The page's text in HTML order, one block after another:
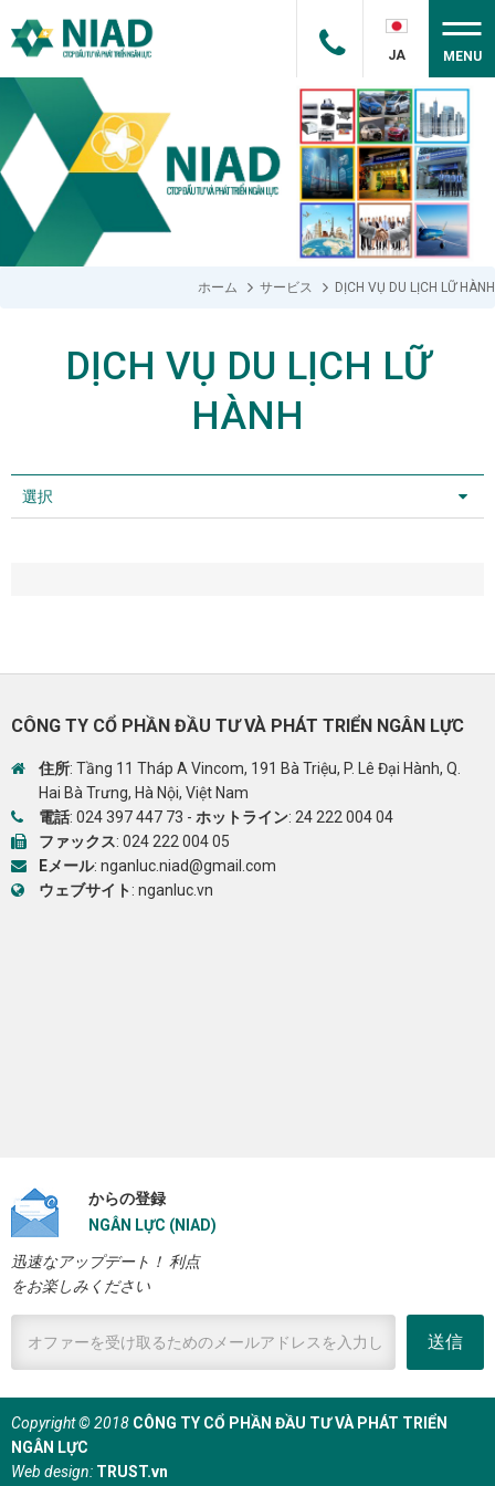
JA MENU
ホーム サービス DỊCH VỤ DU LỊCH LỮ HÀNH
DỊCH VỤ DU LỊCH LỮ
HÀNH
選択
CÔNG TY CỔ PHẦN ĐẦU TƯ VÀ PHÁT TRIỂN NGÂN LỰC
住所: Tầng 11 Tháp A Vincom, 191 Bà Triệu, P. Lê Đại Hành, Q.
Hai Bà Trưng, Hà Nội, Việt Nam
電話: 024 397 447 73 - ホットライン: 24 222 004 04
ファックス: 024 222 004 05
Eメール: nganluc.niad@gmail.com
ウェブサイト: nganluc.vn
からの登録
NGÂN LỰC (NIAD)
迅速なアップデート！ 利点
をお楽しみください
送信
Copyright © 2018 CÔNG TY CỔ PHẦN ĐẦU TƯ VÀ PHÁT TRIỂN
NGÂN LỰC
Web design: TRUST.vn